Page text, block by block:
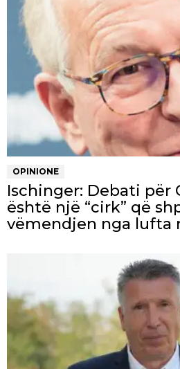
OPINIONE
Ischinger: Debati për
është një “cirk” që
vëmendjen nga lufta